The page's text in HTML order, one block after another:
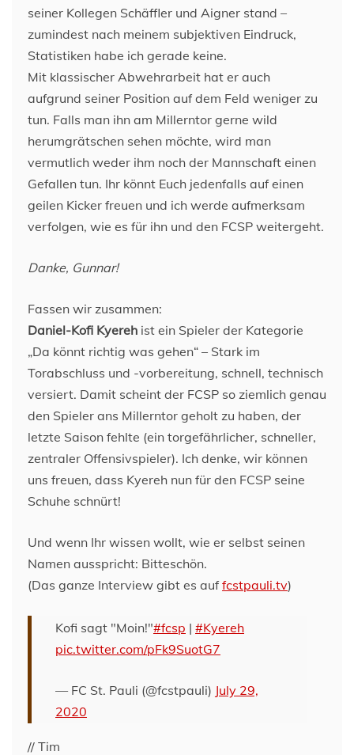
seiner Kollegen Schäffler und Aigner stand –
zumindest nach meinem subjektiven Eindruck,
Statistiken habe ich gerade keine.
Mit klassischer Abwehrarbeit hat er auch
aufgrund seiner Position auf dem Feld weniger zu
tun. Falls man ihn am Millerntor gerne wild
herumgrätschen sehen möchte, wird man
vermutlich weder ihm noch der Mannschaft einen
Gefallen tun. Ihr könnt Euch jedenfalls auf einen
geilen Kicker freuen und ich werde aufmerksam
verfolgen, wie es für ihn und den FCSP weitergeht.
Danke, Gunnar!
Fassen wir zusammen:
Daniel-Kofi Kyereh ist ein Spieler der Kategorie
„Da könnt richtig was gehen“ – Stark im
Torabschluss und -vorbereitung, schnell, technisch
versiert. Damit scheint der FCSP so ziemlich genau
den Spieler ans Millerntor geholt zu haben, der
letzte Saison fehlte (ein torgefährlicher, schneller,
zentraler Offensivspieler). Ich denke, wir können
uns freuen, dass Kyereh nun für den FCSP seine
Schuhe schnürt!
Und wenn Ihr wissen wollt, wie er selbst seinen
Namen ausspricht: Bitteschön.
(Das ganze Interview gibt es auffcstpauli.tv)
Kofi sagt "Moin!"#fcsp | #Kyereh
pic.twitter.com/pFk9SuotG7
— FC St. Pauli (@fcstpauli) July 29,
2020
// Tim